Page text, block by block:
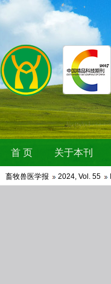
畜牧兽医学报 2024, Vol. 55